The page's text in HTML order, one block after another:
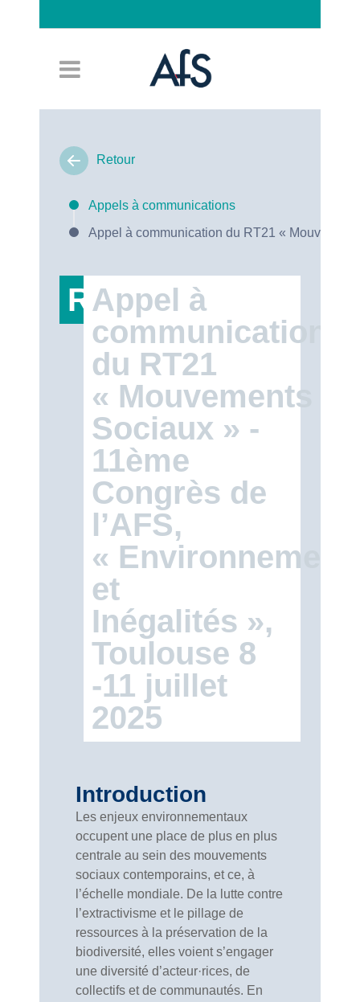
Retour
Appels à communications
Appel à communication du RT21 «
RT21
Appel à
communication
du RT21
« Mouvements
Sociaux » -
11ème
Congrès de
l’AFS,
«
et
Inégalités »,
Toulouse 8
-11 juillet
2025
Introduction
Les enjeux environnementaux
occupent une place de plus en plus
centrale au sein des mouvements
sociaux contemporains, et ce, à
l’échelle mondiale. De la lutte contre
l’extractivisme et le pillage de
ressources à la préservation de la
biodiversité, elles voient s’engager
une diversité d’acteur·rices, de
collectifs et de communautés. En